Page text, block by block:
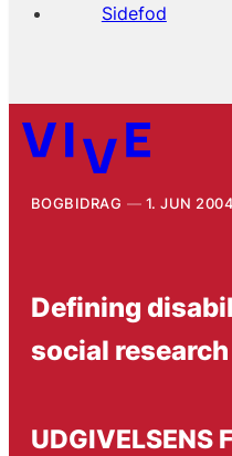
Sidefod
BOGBIDRAG 1. JUN 2004
Defining
social research
UDGIVELSENS